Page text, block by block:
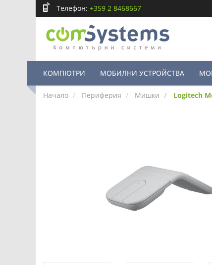
Телефон: +359 2 8468667
КОМПЮТРИ МОБИЛНИ УСТРОЙСТВА
Начало Периферия Мишки Logitech